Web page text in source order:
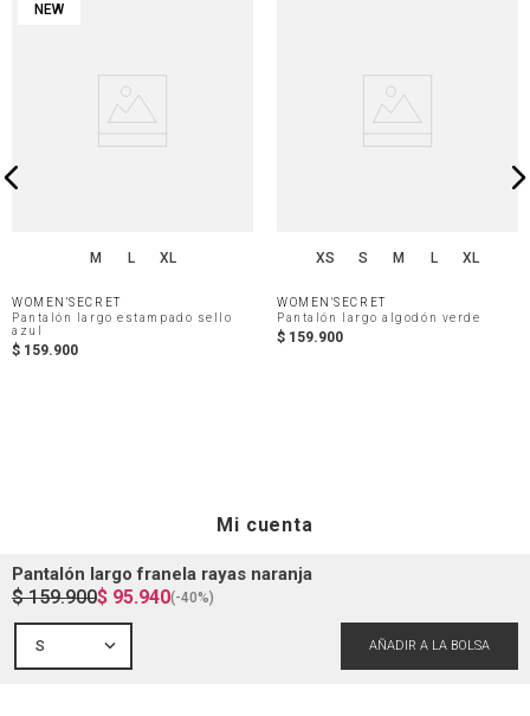
Pantalón largo franela rayas naranja
$ 159.900$ 95.940(-40%)
S
NEW
M L XL
WOMEN'SECRET
Pantalón largo estampado sello
azul
$ 159.900
XS S M L XL
WOMEN'SECRET
Pantalón largo algodón verde
$ 159.900
Mi cuenta
Iniciar sesión